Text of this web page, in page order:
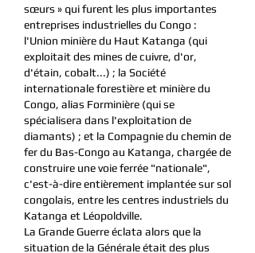
sœurs » qui furent les plus importantes
entreprises industrielles du Congo :
l'Union minière du Haut Katanga (qui
exploitait des mines de cuivre, d'or,
d'étain, cobalt...) ; la Société
internationale forestière et minière du
Congo, alias Forminière (qui se
spécialisera dans l'exploitation de
diamants) ; et la Compagnie du chemin de
fer du Bas-Congo au Katanga, chargée de
construire une voie ferrée "nationale",
c'est-à-dire entièrement implantée sur sol
congolais, entre les centres industriels du
Katanga et Léopoldville.
La Grande Guerre éclata alors que la
situation de la Générale était des plus